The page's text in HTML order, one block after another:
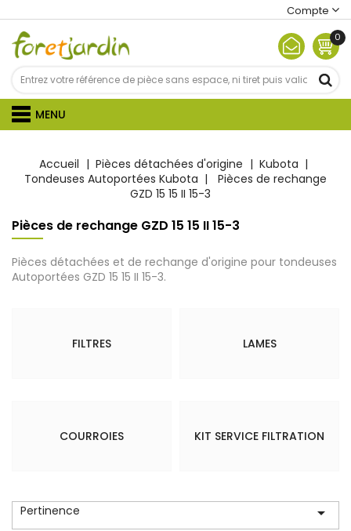
Compte
0
MENU
Accueil Pièces détachées d'origine
Kubota
Tondeuses Autoportées Kubota
Pièces de rechange
GZD 15 15 II 15-3
Pièces de rechange GZD 15 15 II 15-3
Pièces détachées et de rechange d'origine pour tondeuses
Autoportées GZD 15 15 II 15-3.
FILTRES LAMES
COURROIES KIT SERVICE FILTRATION
Pertinence 